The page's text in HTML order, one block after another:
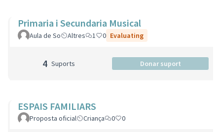
Primaria i Secundaria Musical
Aula de So Altres 1 0 Evaluating
4 Suports Donar suport
ESPAIS FAMILIARS
Proposta oficial Criança 0 0